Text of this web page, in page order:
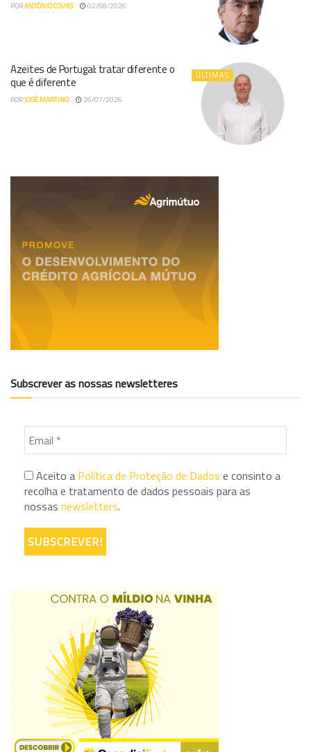
PORANTÓNIO COVAS 02/08/2026
ÚLTIMAS
Azeites de Portugal: tratar diferente o
que é diferente
PORJOSÉ MARTINO 26/07/2026
Subscrever as nossas newsletteres
Aceito a Política de Proteção de Dados e consinto a
recolha e tratamento de dados pessoais para as
nossas newsletters.